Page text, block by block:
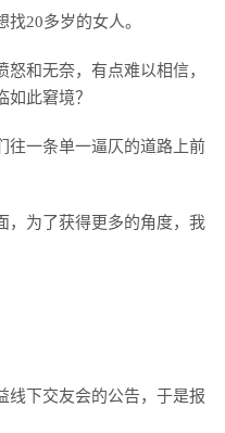
20多岁的女人。
和无奈，有点难以相信，
此窘境？
往一条单一逼仄的道路上前
，为了获得更多的角度，我
线下交友会的公告，于是报